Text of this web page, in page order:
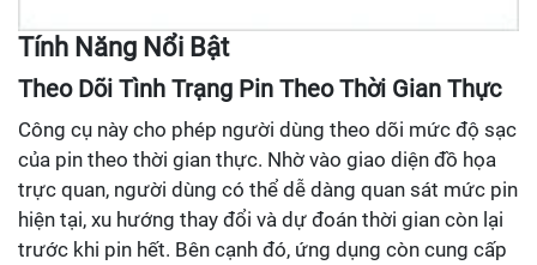
Tính Năng Nổi Bật
Theo Dõi Tình Trạng Pin Theo Thời Gian Thực
Công cụ này cho phép người dùng theo dõi mức độ sạc
của pin theo thời gian thực. Nhờ vào giao diện đồ họa
trực quan, người dùng có thể dễ dàng quan sát mức pin
hiện tại, xu hướng thay đổi và dự đoán thời gian còn lại
trước khi pin hết. Bên cạnh đó, ứng dụng còn cung cấp